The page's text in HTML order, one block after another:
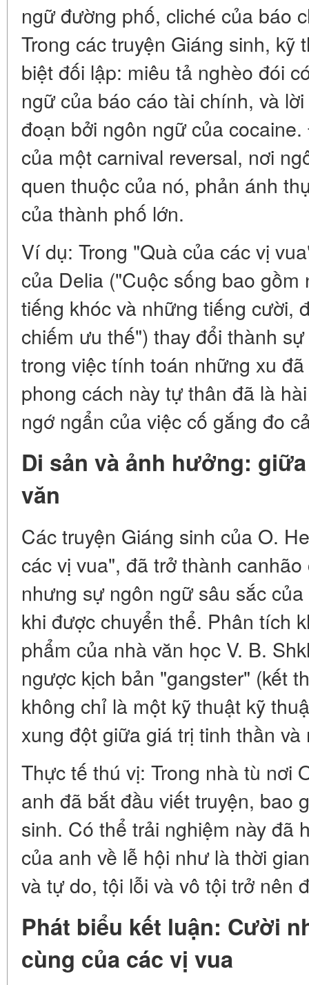
ngữ đường phố, cliché của báo
Trong các truyện Giáng sinh, kỹ
biệt đối lập: miêu tả nghèo đói
ngữ của báo cáo tài chính, và
đoạn bởi ngôn ngữ của
của một carnival reversal, nơi
quen thuộc của nó, phản ánh
của thành phố lớn.
Ví dụ: Trong "Quà của các vị
của Delia ("Cuộc sống bao
tiếng khóc và những tiếng cười,
chiếm ưu thế") thay đổi thành
trong việc tính toán những xu
phong cách này tự thân đã là
ngớ ngẩn của việc cố gắng đo
Di sản và ảnh hưởng:
văn
Các truyện Giáng sinh của O.
các vị vua", đã trở thành
nhưng sự ngôn ngữ sâu sắc
khi được chuyển thể. Phân tích
phẩm của nhà văn học V. B.
ngược kịch bản "gangster" (kết
không chỉ là một kỹ thuật kỹ
xung đột giữa giá trị tinh thần
Thực tế thú vị: Trong nhà tù nơi
anh đã bắt đầu viết truyện, bao
sinh. Có thể trải nghiệm này đã
của anh về lễ hội như là thời
và tự do, tội lỗi và vô tội trở nên
Phát biểu kết luận: Cười
cùng của các vị vua